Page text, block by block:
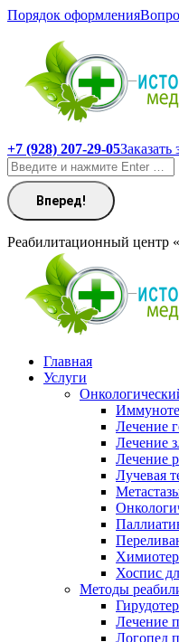
Перейти
содержанию
Порядок оформления
+7 (928) 207-29-05Заказать
Поиск:
Реабилитационный центр
Главная
Услуги
Лечение
Лечение
Лечение
Лучевая
Хоспис
Методы
Лечение
Логопед